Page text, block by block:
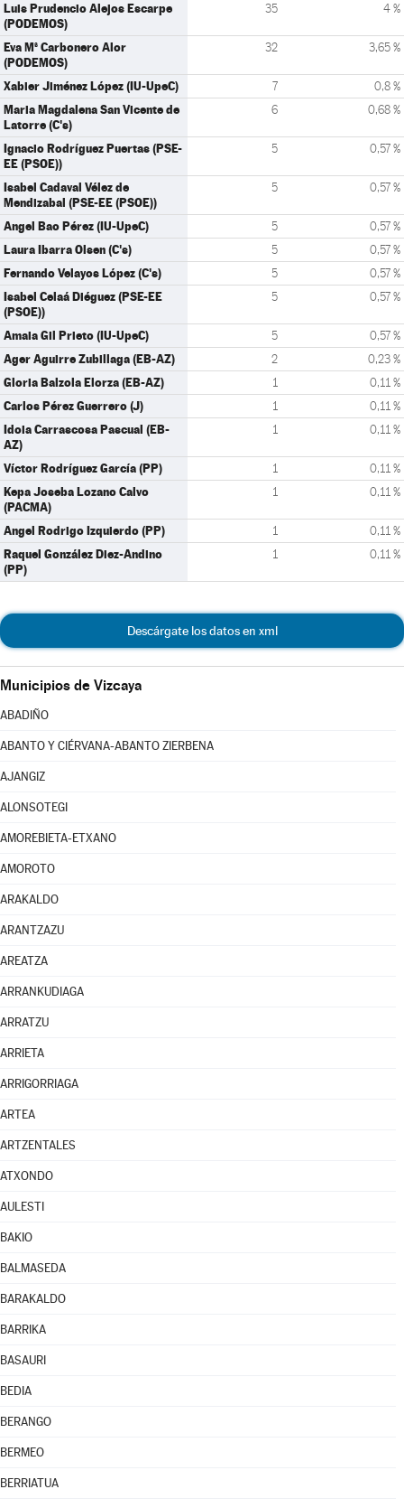
Luis Prudencio Alejos Escarpe
(PODEMOS)
35 4 %
Eva Mª Carbonero Alor
(PODEMOS)
32 3,65 %
Xabier Jiménez López (IU-UpeC) 7 0,8 %
Maria Magdalena San Vicente de
Latorre (C's)
6 0,68 %
Ignacio Rodríguez Puertas (PSE-
EE (PSOE))
5 0,57 %
Isabel Cadaval Vélez de
Mendizabal (PSE-EE (PSOE))
5 0,57 %
Angel Bao Pérez (IU-UpeC) 5 0,57 %
Laura Ibarra Olsen (C's) 5 0,57 %
Fernando Velayos López (C's) 5 0,57 %
Isabel Celaá Diéguez (PSE-EE
(PSOE))
5 0,57 %
Amaia Gil Prieto (IU-UpeC) 5 0,57 %
Ager Aguirre Zubillaga (EB-AZ) 2 0,23 %
Gloria Balzola Elorza (EB-AZ) 1 0,11 %
Carlos Pérez Guerrero (J) 1 0,11 %
Idoia Carrascosa Pascual (EB-
AZ)
1 0,11 %
Víctor Rodríguez García (PP) 1 0,11 %
Kepa Joseba Lozano Calvo
(PACMA)
1 0,11 %
Angel Rodrigo Izquierdo (PP) 1 0,11 %
Raquel González Diez-Andino
(PP)
1 0,11 %
Descárgate los datos en xml
Municipios de Vizcaya
ABADIÑO
ABANTO Y CIÉRVANA-ABANTO ZIERBENA
AJANGIZ
ALONSOTEGI
AMOREBIETA-ETXANO
AMOROTO
ARAKALDO
ARANTZAZU
AREATZA
ARRANKUDIAGA
ARRATZU
ARRIETA
ARRIGORRIAGA
ARTEA
ARTZENTALES
ATXONDO
AULESTI
BAKIO
BALMASEDA
BARAKALDO
BARRIKA
BASAURI
BEDIA
BERANGO
BERMEO
BERRIATUA